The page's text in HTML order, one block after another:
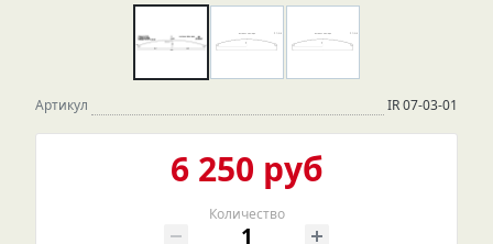
Артикул IR 07-03-01
6 250 руб
Количество